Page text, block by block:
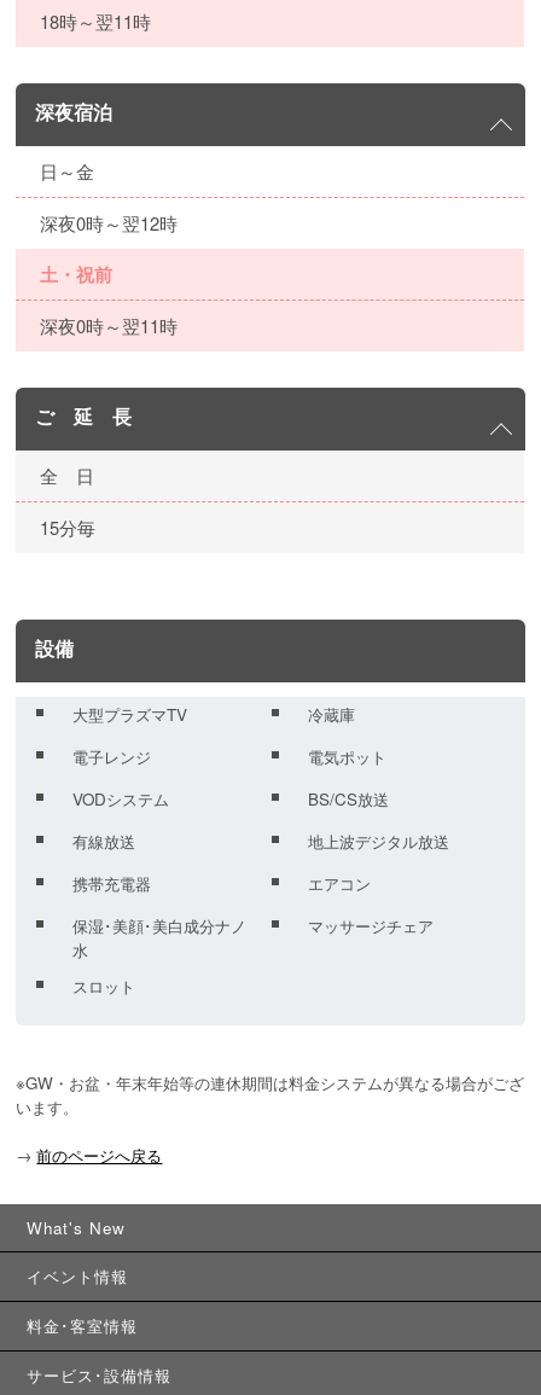
18時～翌11時
深夜宿泊
日～金
深夜0時～翌12時
土・祝前
深夜0時～翌11時
ご 延 長
全 日
15分毎
設備
大型プラズマTV
冷蔵庫
電子レンジ
電気ポット
VODシステム
BS/CS放送
有線放送
地上波デジタル放送
携帯充電器
エアコン
保湿･美顔･美白成分ナノ
水
マッサージチェア
スロット
※GW・お盆・年末年始等の連休期間は料金システムが異なる場合がござ
います。
→ 前のページへ戻る
What's New
イベント情報
料金･客室情報
サービス･設備情報